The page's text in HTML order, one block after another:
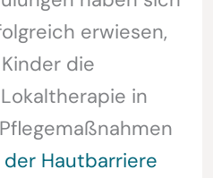
erwiesen,
die
in
Hautbarriere